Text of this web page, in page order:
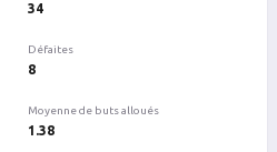
34
Défaites
8
Moyenne de buts alloués
1.38